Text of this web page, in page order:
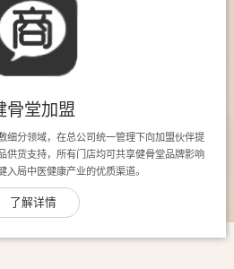
骨堂加盟
细分领域，在总公司统一管理下向加盟伙伴提
供货支持，所有门店均可共享健骨堂品牌影响
入局中医健康产业的优质渠道。
了解详情